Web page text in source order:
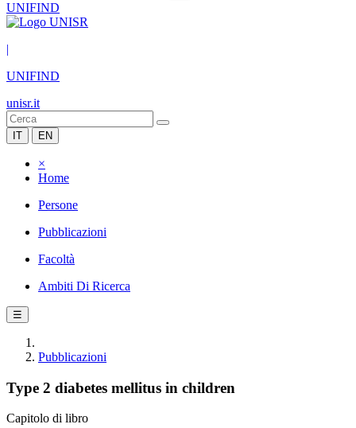
UNIFIND
|
UNIFIND
unisr.it
IT EN
×
Home
Persone
Pubblicazioni
Facoltà
Ambiti Di Ricerca
☰
Pubblicazioni
Type 2 diabetes mellitus in children
Capitolo di libro